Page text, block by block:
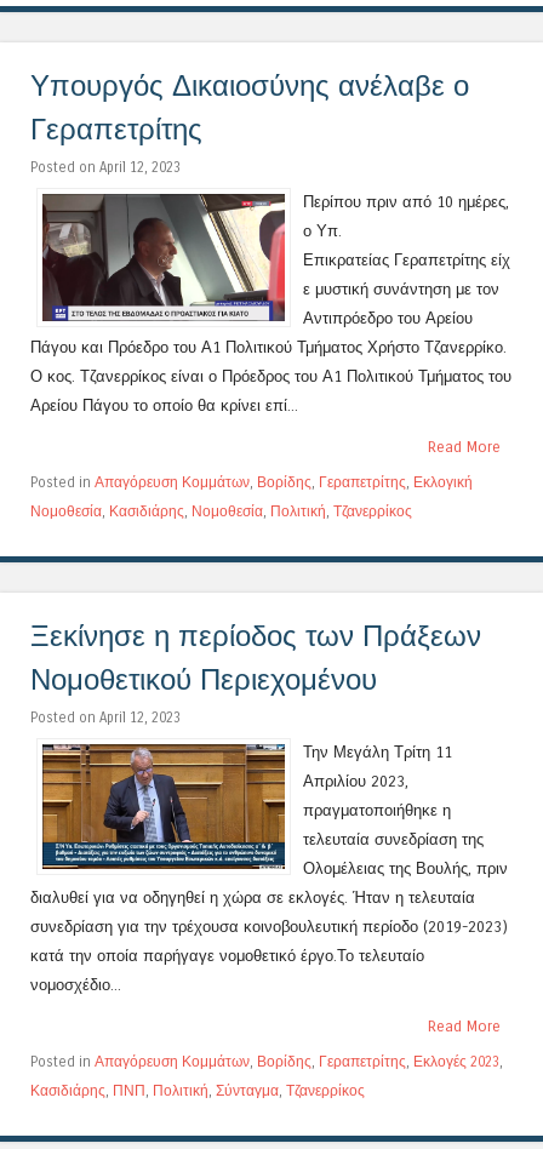
Υπουργός Δικαιοσύνης ανέλαβε ο
Γεραπετρίτης
Posted on April 12, 2023
Περίπου πριν από 10 ημέρες,
ο Υπ.
Επικρατείας Γεραπετρίτης είχ
ε μυστική συνάντηση με τον
Αντιπρόεδρο του Αρείου
Πάγου και Πρόεδρο του Α1 Πολιτικού Τμήματος Χρήστο Τζανερρίκο.
Ο κος. Τζανερρίκος είναι ο Πρόεδρος του Α1 Πολιτικού Τμήματος του
Αρείου Πάγου το οποίο θα κρίνει επί...
Read More
Posted in Απαγόρευση Κομμάτων, Βορίδης, Γεραπετρίτης, Εκλογική
Νομοθεσία, Κασιδιάρης, Νομοθεσία, Πολιτική, Τζανερρίκος
Ξεκίνησε η περίοδος των Πράξεων
Νομοθετικού Περιεχομένου
Posted on April 12, 2023
Την Μεγάλη Τρίτη 11
Απριλίου 2023,
πραγματοποιήθηκε η
τελευταία συνεδρίαση της
Ολομέλειας της Βουλής, πριν
διαλυθεί για να οδηγηθεί η χώρα σε εκλογές. Ήταν η τελευταία
συνεδρίαση για την τρέχουσα κοινοβουλευτική περίοδο (2019-2023)
κατά την οποία παρήγαγε νομοθετικό έργο.Το τελευταίο
νομοσχέδιο...
Read More
Posted in Απαγόρευση Κομμάτων, Βορίδης, Γεραπετρίτης, Εκλογές 2023,
Κασιδιάρης, ΠΝΠ , Πολιτική, Σύνταγμα, Τζανερρίκος